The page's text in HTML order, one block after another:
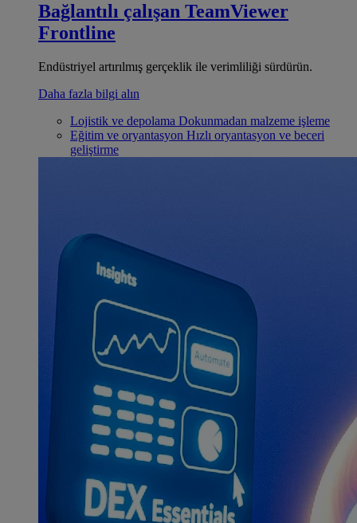
Bağlantılı çalışan TeamViewer
Frontline
Endüstriyel artırılmış gerçeklik ile verimliliği sürdürün.
Daha fazla bilgi alın
Lojistik ve depolama Dokunmadan malzeme işleme
Eğitim ve oryantasyon Hızlı oryantasyon ve beceri
geliştirme